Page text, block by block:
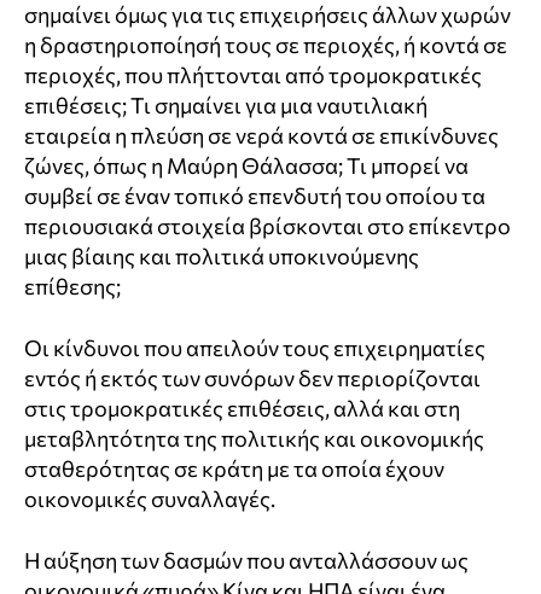
σημαίνει όμως για τις επιχειρήσεις άλλων χωρών
η δραστηριοποίησή τους σε περιοχές, ή κοντά σε
περιοχές, που πλήττονται από τρομοκρατικές
επιθέσεις; Τι σημαίνει για μια ναυτιλιακή
εταιρεία η πλεύση σε νερά κοντά σε επικίνδυνες
ζώνες, όπως η Μαύρη Θάλασσα; Τι μπορεί να
συμβεί σε έναν τοπικό επενδυτή του οποίου τα
περιουσιακά στοιχεία βρίσκονται στο επίκεντρο
μιας βίαιης και πολιτικά υποκινούμενης
επίθεσης;
Οι κίνδυνοι που απειλούν τους επιχειρηματίες
εντός ή εκτός των συνόρων δεν περιορίζονται
στις τρομοκρατικές επιθέσεις, αλλά και στη
μεταβλητότητα της πολιτικής και οικονομικής
σταθερότητας σε κράτη με τα οποία έχουν
οικονομικές συναλλαγές.
Η αύξηση των δασμών που ανταλλάσσουν ως